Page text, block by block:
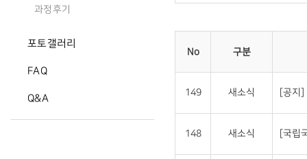
과정후기
포토갤러리
FAQ
Q&A
No 구분
149 새소식 [공지]
148 새소식 [국립